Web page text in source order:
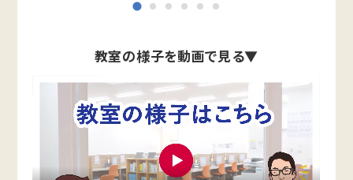
教室の様子を動画で見る▼